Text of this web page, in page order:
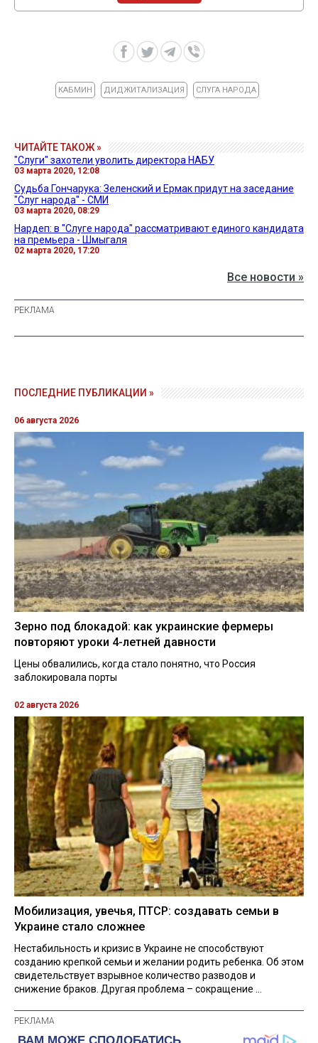
КАБМИН ДИДЖИТАЛИЗАЦИЯ СЛУГА НАРОДА
ЧИТАЙТЕ ТАКОЖ »
"Слуги" захотели уволить директора НАБУ
03 марта 2020, 12:08
Судьба Гончарука: Зеленский и Ермак придут на заседание
"Слуг народа" - СМИ
03 марта 2020, 08:29
Нардеп: в "Слуге народа" рассматривают единого кандидата
на премьера - Шмыгаля
02 марта 2020, 17:20
Все новости »
ПОСЛЕДНИЕ ПУБЛИКАЦИИ »
06 августа 2026
Зерно под блокадой: как украинские фермеры
повторяют уроки 4-летней давности
Цены обвалились, когда стало понятно, что Россия
заблокировала порты
02 августа 2026
Мобилизация, увечья, ПТСР: создавать семьи в
Украине стало сложнее
Нестабильность и кризис в Украине не способствуют
созданию крепкой семьи и желании родить ребенка. Об этом
свидетельствует взрывное количество разводов и
снижение браков. Другая проблема – сокращение ...